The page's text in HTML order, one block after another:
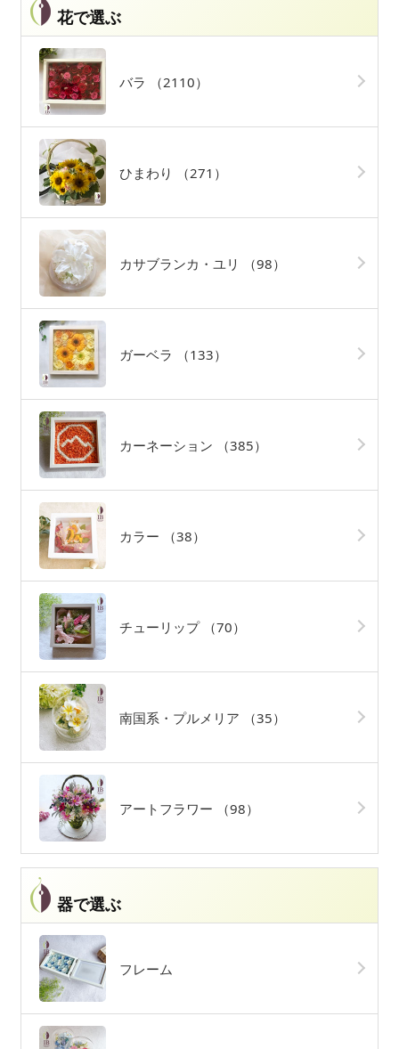
花で選ぶ
バラ （2110）
ひまわり （271）
カサブランカ・ユリ （98）
ガーベラ （133）
カーネーション （385）
カラー （38）
チューリップ （70）
南国系・プルメリア （35）
アートフラワー （98）
器で選ぶ
フレーム